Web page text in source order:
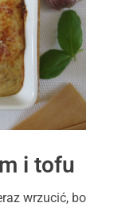
i tofu
wrzucić, bo